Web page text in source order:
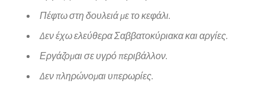
Πέφτω στη δουλειά με το κεφάλι.
Δεν έχω ελεύθερα Σαββατοκύριακα και αργίες.
Εργάζομαι σε υγρό περιβάλλον.
Δεν πληρώνομαι υπερωρίες.